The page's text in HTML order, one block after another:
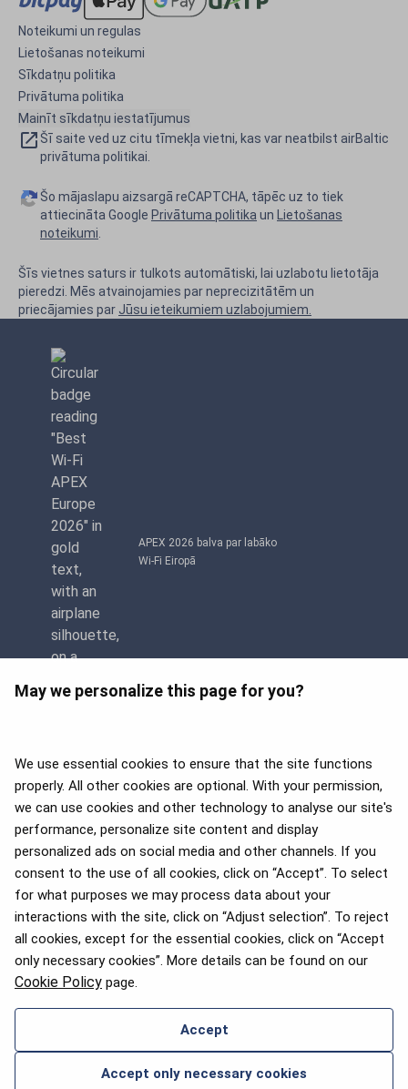
May we personalize this page for you?
We use essential cookies to ensure that the site functions
properly. All other cookies are optional. With your permission,
we can use cookies and other technology to analyse our site's
performance, personalize site content and display
personalized ads on social media and other channels. If you
consent to the use of all cookies, click on “Accept”. To select
for what purposes we may process data about your
interactions with the site, click on “Adjust selection”. To reject
all cookies, except for the essential cookies, click on “Accept
only necessary cookies”. More details can be found on our
Cookie Policy page.
Accept
Accept only necessary cookies
Noteikumi un regulas
Lietošanas noteikumi
Sīkdatņu politika
Privātuma politika
Mainīt sīkdatņu iestatījumus
Šī saite ved uz citu tīmekļa vietni, kas var neatbilst airBaltic
privātuma politikai.
Šo mājaslapu aizsargā reCAPTCHA, tāpēc uz to tiek
attiecināta Google Privātuma politika un
Lietošanas
noteikumi
Šīs vietnes saturs ir tulkots automātiski, lai uzlabotu lietotāja
pieredzi. Mēs atvainojamies par neprecizitātēm un
priecājamies par Jūsu ieteikumiem uzlabojumiem.
APEX 2026 balva par labāko
Wi-Fi Eiropā
APEX 2026 Five Star Major
Airline Award
Pasažieru izvēles balva 2025
SAZINIES AR MUMS